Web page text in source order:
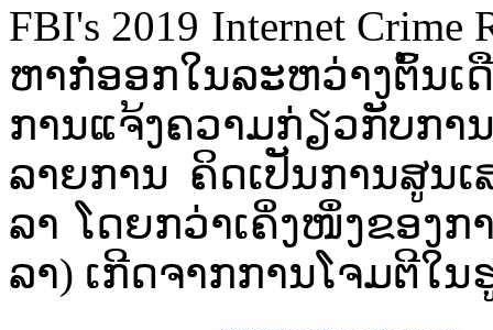
FBI's 2019 Internet
ຫາກໍ່​ອອກ​ໃນ​ລະຫວ່າງ​ຕົ້ນ​
ການ​ແຈ້ງ​ຄວາມ​ກ່ຽວກັບ​ກາ
ລາຍ​ການ​ ຄິດ​ເປັນ​ການ​ສູນ​
ລາ​ ໂດຍ​ກວ່າເຄິ່ງ​ໜຶ່ງ​ຂອງ​ກ
ລາ) ເກີດ​ຈາກ​ການ​ໂຈມ​ຕີ​ໃນ​